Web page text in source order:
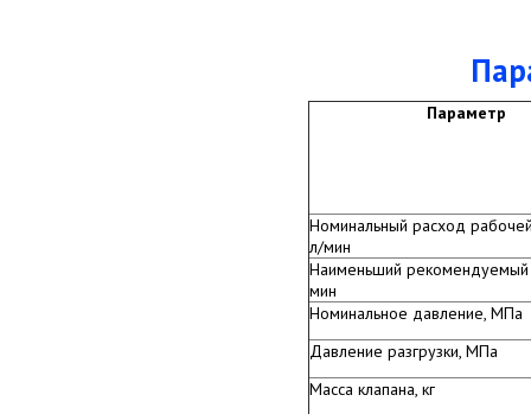
Параметр
Номинальный расход
л/мин
Наименьший рекомендуемый
мин
Номинальное давление, МПа
Давление разгрузки, МПа
Масса клапана, кг